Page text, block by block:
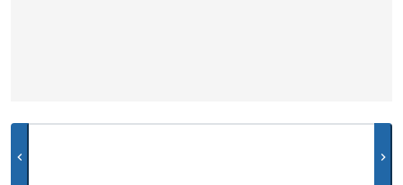
chevron_left chevron_right